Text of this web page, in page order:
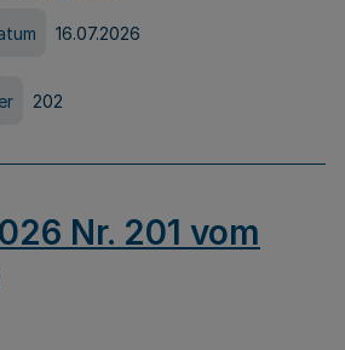
16.07.2026
202
Nr. 201 vom